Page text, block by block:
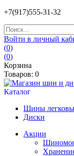
+7(917)555-31-32
Войти в личный
(0)
(0)
Корзина
Товаров: 0
Каталог
Шины
Диски
Акции